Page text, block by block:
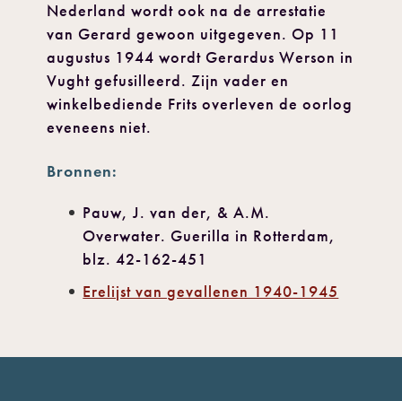
Nederland wordt ook na de arrestatie
van Gerard gewoon uitgegeven. Op 11
augustus 1944 wordt Gerardus Werson in
Vught gefusilleerd. Zijn vader en
winkelbediende Frits overleven de oorlog
eveneens niet.
Bronnen:
Pauw, J. van der, & A.M.
Overwater. Guerilla in Rotterdam,
blz. 42-162-451
Erelijst van gevallenen 1940-1945